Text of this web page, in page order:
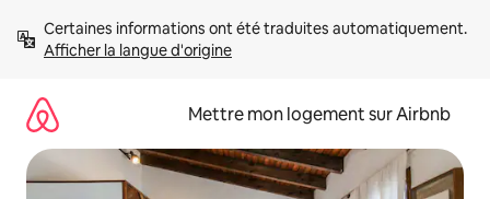
directement
Afficher la langue d'origine
Mettre mon logement sur Airbnb